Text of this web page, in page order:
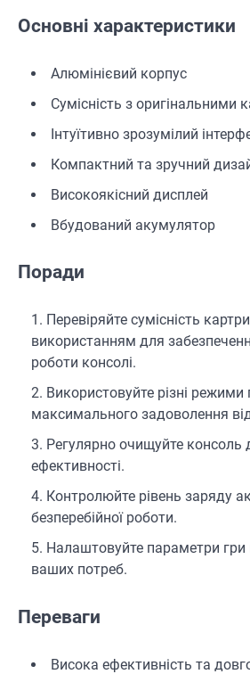
Основні характеристики
Алюмінієвий корпус
Сумісність з оригінальними
Інтуїтивно зрозумілий
Компактний та зручний
Високоякісний дисплей
Вбудований акумулятор
Поради
Перевіряйте сумісність
використанням для
роботи консолі.
Використовуйте різні режими
максимального задоволення
Регулярно очищуйте консоль
ефективності.
Контролюйте рівень заряду
безперебійної роботи.
Налаштовуйте параметри гри
ваших потреб.
Переваги
Висока ефективність та